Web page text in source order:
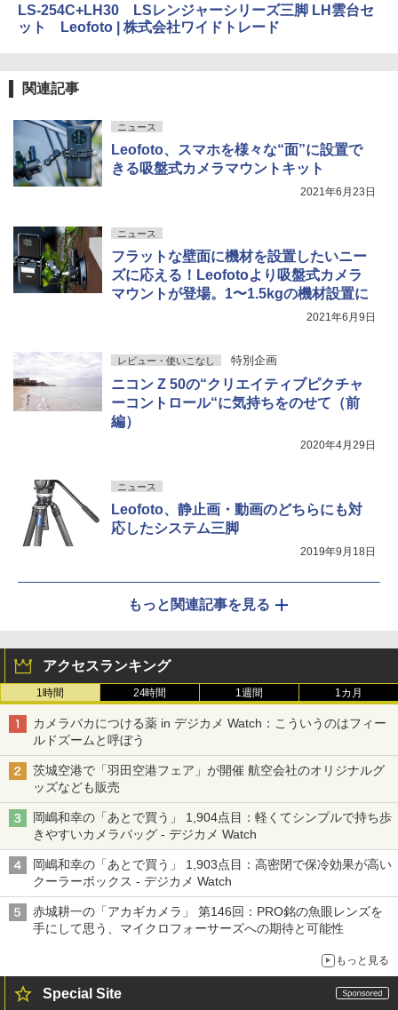
LS-254C+LH30 LSレンジャーシリーズ三脚 LH雲台セ
ット Leofoto | 株式会社ワイドトレード
関連記事
ニュース
Leofoto、スマホを様々な“面”に設置で
きる吸盤式カメラマウントキット
2021年6月23日
ニュース
フラットな壁面に機材を設置したいニー
ズに応える！Leofotoより吸盤式カメラ
マウントが登場。1〜1.5kgの機材設置に
2021年6月9日
レビュー・使いこなし 特別企画
ニコン Z 50の“クリエイティブピクチャ
ーコントロール“に気持ちをのせて（前
編）
2020年4月29日
ニュース
Leofoto、静止画・動画のどちらにも対
応したシステム三脚
2019年9月18日
もっと関連記事を見る
アクセスランキング
1時間 24時間 1週間 1カ月
カメラバカにつける薬 in デジカメ Watch：こういうのはフィー
ルドズームと呼ぼう
茨城空港で「羽田空港フェア」が開催 航空会社のオリジナルグ
ッズなども販売
岡嶋和幸の「あとで買う」 1,904点目：軽くてシンプルで持ち歩
きやすいカメラバッグ - デジカメ Watch
岡嶋和幸の「あとで買う」 1,903点目：高密閉で保冷効果が高い
クーラーボックス - デジカメ Watch
赤城耕一の「アカギカメラ」 第146回：PRO銘の魚眼レンズを
手にして思う、マイクロフォーサーズへの期待と可能性
もっと見る
Special Site